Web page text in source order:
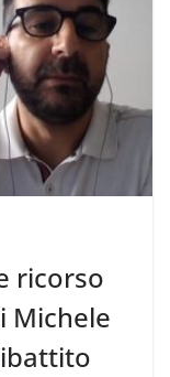
ricorso
Michele